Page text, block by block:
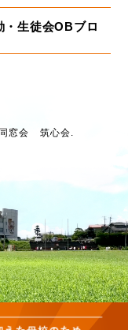
・生徒会OBブロ
窓会 筑⼼会.